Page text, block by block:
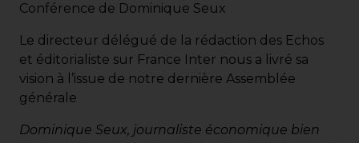
Conférence de Dominique Seux
Le directeur délégué de la rédaction des Echos
et éditorialiste sur France Inter nous a livré sa
vision à l’issue de notre dernière Assemblée
générale
Dominique Seux, journaliste économique bien